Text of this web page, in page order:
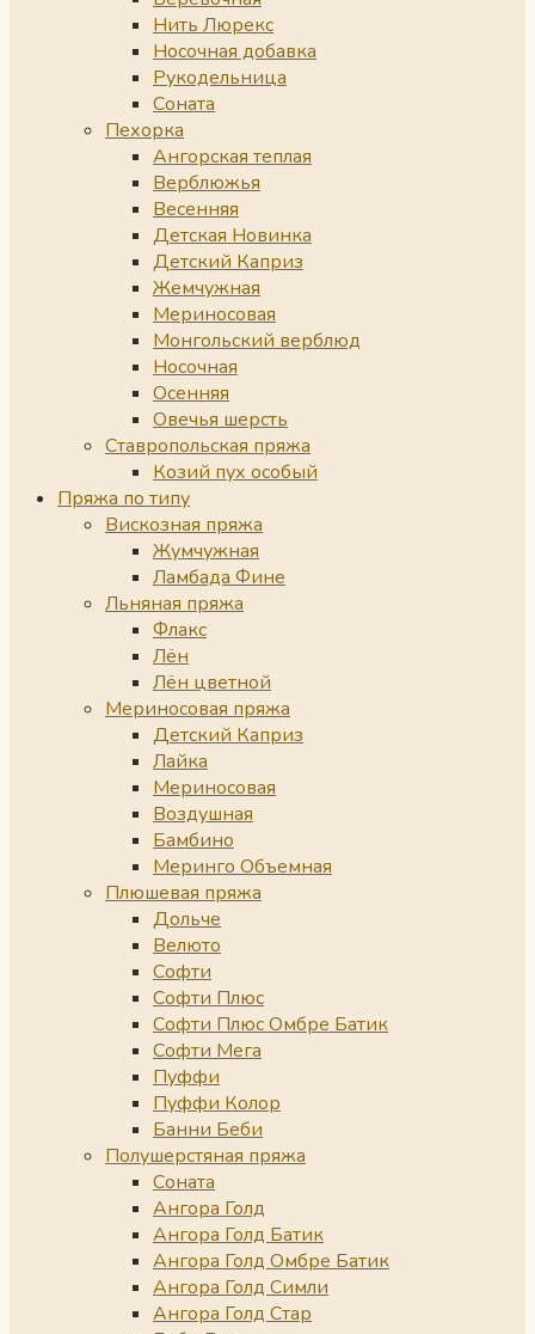
Нить Люрекс
Носочная добавка
Рукодельница
Соната
Пехорка
Ангорская теплая
Верблюжья
Весенняя
Детская Новинка
Детский Каприз
Жемчужная
Мериносовая
Монгольский верблюд
Носочная
Осенняя
Овечья шерсть
Ставропольская пряжа
Козий пух особый
Пряжа по типу
Вискозная пряжа
Жумчужная
Ламбада Фине
Льняная пряжа
Флакс
Лён
Лён цветной
Мериносовая пряжа
Детский Каприз
Лайка
Мериносовая
Воздушная
Бамбино
Меринго Объемная
Плюшевая пряжа
Дольче
Велюто
Софти
Софти Плюс
Софти Плюс Омбре Батик
Софти Мега
Пуффи
Пуффи Колор
Банни Беби
Полушерстяная пряжа
Соната
Ангора Голд
Ангора Голд Батик
Ангора Голд Омбре Батик
Ангора Голд Симли
Ангора Голд Стар